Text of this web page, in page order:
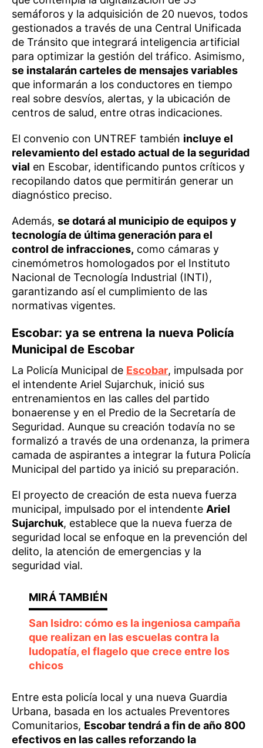
semáforos y la adquisición de 20 nuevos, todos
gestionados a través de una Central Unificada
de Tránsito que integrará inteligencia artificial
para optimizar la gestión del tráfico. Asimismo,
se instalarán carteles de mensajes variables
que informarán a los conductores en tiempo
real sobre desvíos, alertas, y la ubicación de
centros de salud, entre otras indicaciones.
El convenio con UNTREF también incluye el
relevamiento del estado actual de la seguridad
vial en Escobar, identificando puntos críticos y
recopilando datos que permitirán generar un
diagnóstico preciso.
Además, se dotará al municipio de equipos y
tecnología de última generación para el
control de infracciones, como cámaras y
cinemómetros homologados por el Instituto
Nacional de Tecnología Industrial (INTI),
garantizando así el cumplimiento de las
normativas vigentes.
Escobar: ya se entrena la nueva Policía
Municipal de Escobar
La Policía Municipal de Escobar, impulsada por
el intendente Ariel Sujarchuk, inició sus
entrenamientos en las calles del partido
bonaerense y en el Predio de la Secretaría de
Seguridad. Aunque su creación todavía no se
formalizó a través de una ordenanza, la primera
camada de aspirantes a integrar la futura Policía
Municipal del partido ya inició su preparación.
El proyecto de creación de esta nueva fuerza
municipal, impulsado por el intendente Ariel
Sujarchuk, establece que la nueva fuerza de
seguridad local se enfoque en la prevención del
delito, la atención de emergencias y la
seguridad vial.
San Isidro: cómo es la ingeniosa campaña
que realizan en las escuelas contra la
ludopatía, el flagelo que crece entre los
chicos
Entre esta policía local y una nueva Guardia
Urbana, basada en los actuales Preventores
Comunitarios, Escobar tendrá a fin de año 800
efectivos en las calles reforzando la